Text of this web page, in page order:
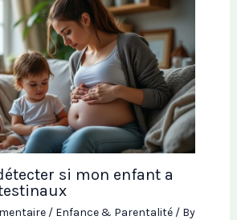
si mon enfant a
/ Enfance & Parentalité/ By